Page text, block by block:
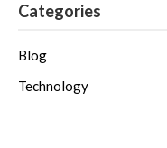
Categories
Blog
Technology